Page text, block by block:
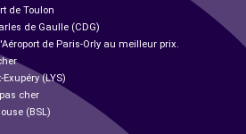
de Toulon
de Gaulle (CDG)
de Paris-Orly au meilleur prix.
(LYS)
cher
(BSL)